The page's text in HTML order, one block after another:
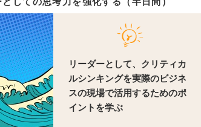
しての思考力を強化する（半日間）
リーダーとして、クリティカ
ルシンキングを実際のビジネ
スの現場で活用するためのポ
イントを学ぶ